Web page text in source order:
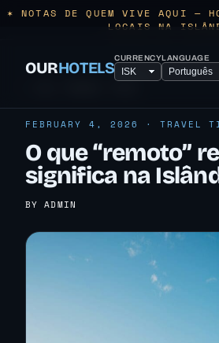
✶ NOTAS DE QUEM VIVE AQUI —
LOCAIS NA
OURHOTELSCURRENCYLANGUAGE
FEBRUARY 4, 2026 · TRAVEL
O que “remoto”
significa na
BY ADMIN